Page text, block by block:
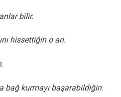
bilir.
hissettiğin o an.
bağ kurmayı başarabildiğin.